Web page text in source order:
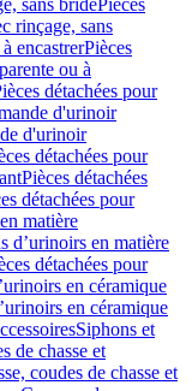
sans bridePièces
rinçage, sans
encastrerPièces
ou à
détachées pour
d'urinoir
d'urinoir
détachées pour
Pièces détachées
détachées pour
matière
d’urinoirs en matière
détachées pour
en céramique
en céramique
Siphons et
de chasse et
coudes de chasse et